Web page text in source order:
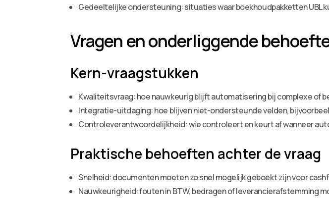
Gedeeltelijke ondersteuning: situaties waar boekhoudpakketten UBL
Vragen en onderliggende
Kern-vraagstukken
Kwaliteitsvraag: hoe nauwkeurig blijft automatisering bij complexe of
Integratie-uitdaging: hoe blijven niet-ondersteunde velden,
Controleverantwoordelijkheid: wie controleert en keurt af wanneer
Praktische behoeften achter de vraag
Snelheid: documenten moeten zo snel mogelijk geboekt zijn voor
Nauwkeurigheid: fouten in BTW, bedragen of leverancierafstemming